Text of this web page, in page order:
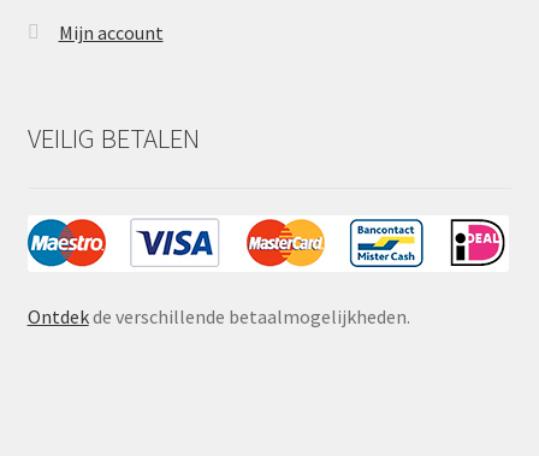
Mijn account
VEILIG BETALEN
Ontdekde verschillende betaalmogelijkheden.